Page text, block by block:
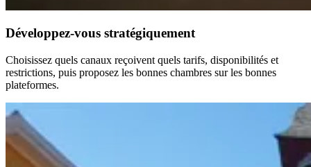
Développez-vous stratégiquement
Choisissez quels canaux reçoivent quels tarifs, disponibilités et
restrictions, puis proposez les bonnes chambres sur les bonnes
plateformes.